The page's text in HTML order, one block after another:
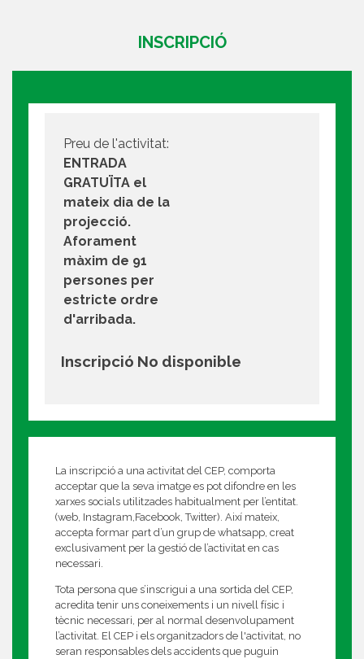
INSCRIPCIÓ
Preu de l'activitat:
ENTRADA
GRATUÏTA el
mateix dia de la
projecció.
Aforament
màxim de 91
persones per
estricte ordre
d'arribada.
Inscripció No disponible
La inscripció a una activitat del CEP, comporta
acceptar que la seva imatge es pot difondre en les
xarxes socials utilitzades habitualment per l’entitat.
(web, Instagram,Facebook, Twitter). Així mateix,
accepta formar part d’un grup de whatsapp, creat
exclusivament per la gestió de l’activitat en cas
necessari.
Tota persona que s’inscrigui a una sortida del CEP,
acredita tenir uns coneixements i un nivell físic i
tècnic necessari, per al normal desenvolupament
l’activitat. El CEP i els organitzadors de l'activitat, no
seran responsables dels accidents que puguin